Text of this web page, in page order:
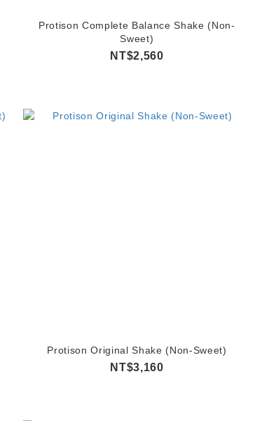
Protison Complete Balance Shake (Non-
Sweet)
NT$2,560
Protison Original Shake (Non-Sweet)
NT$3,160